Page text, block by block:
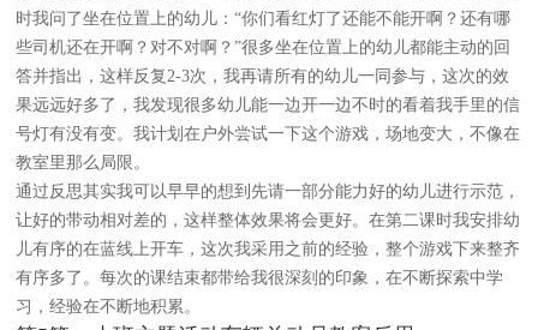
时我问了坐在位置上的幼儿：“你们看红灯了还能不能开啊？还有哪
些司机还在开啊？对不对啊？”很多坐在位置上的幼儿都能主动的回
答并指出，这样反复2-3次，我再请所有的幼儿一同参与，这次的效
果远远好多了，我发现很多幼儿能一边开一边不时的看着我手里的信
号灯有没有变。我计划在户外尝试一下这个游戏，场地变大，不像在
教室里那么局限。
通过反思其实我可以早早的想到先请一部分能力好的幼儿进行示范，
让好的带动相对差的，这样整体效果将会更好。在第二课时我安排幼
儿有序的在蓝线上开车，这次我采用之前的经验，整个游戏下来整齐
有序多了。每次的课结束都带给我很深刻的印象，在不断探索中学
习，经验在不断地积累。